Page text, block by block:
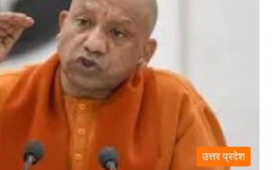
उत्तर प्रदेश